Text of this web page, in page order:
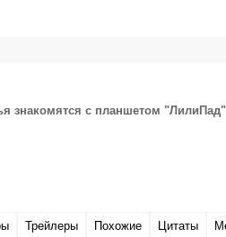
знакомятся с планшетом "ЛилиПад"
Трейлеры Похожие Цитаты